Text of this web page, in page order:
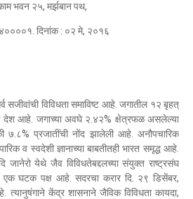
भवन २५, मर्झबान पथ,
४००००१. दिनांक : ०२ मे, २०१६
सजीवांची विविधता समाविष्ट आहे. जगातील १२ बृहत्
देश आहे. जगाच्या अवघे २.४२% क्षेत्रफळ असलेल्या
७.८% प्रजातींची नोंद झालेली आहे. अनौपचारिक
व स्वदेशी ज्ञानाच्या बाबतीतही भारत समृद्ध आहे.
येथे जैव विविधतेबद्दलच्या संयुक्त राष्ट्रसंघ
एक घटक पक्ष आहे. सदरचा करार दि. २९ डिसेंबर,
केंद्र शासनाने जैविक विविधता कायदा,